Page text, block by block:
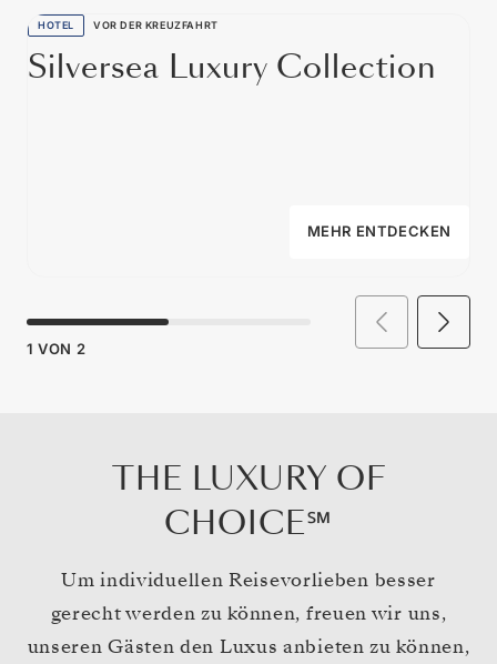
HOTEL VOR DER KREUZFAHRT
Silversea Luxury Collection
MEHR ENTDECKEN
1 VON 2
THE LUXURY OF
CHOICE℠
Um individuellen Reisevorlieben besser
gerecht werden zu können, freuen wir uns,
unseren Gästen den Luxus anbieten zu können,